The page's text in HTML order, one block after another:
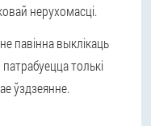
нерухомасці.
павінна выклікаць
толькі
ўздзеянне.